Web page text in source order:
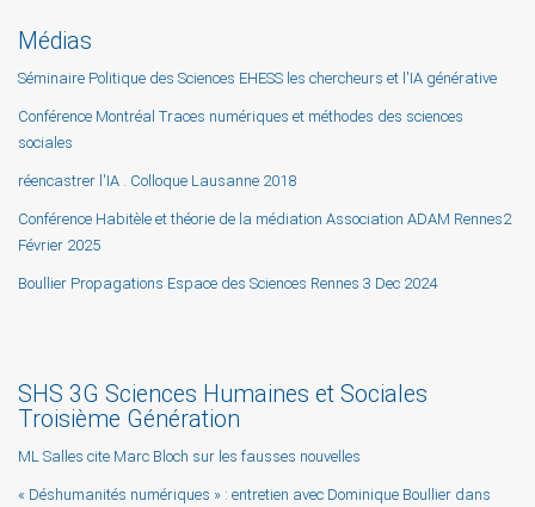
Médias
Séminaire Politique des Sciences EHESS les chercheurs et l'IA générative
Conférence Montréal Traces numériques et méthodes des sciences
sociales
réencastrer l'IA . Colloque Lausanne 2018
Conférence Habitèle et théorie de la médiation Association ADAM Rennes2
Février 2025
Boullier Propagations Espace des Sciences Rennes 3 Dec 2024
SHS 3G Sciences Humaines et Sociales
Troisième Génération
ML Salles cite Marc Bloch sur les fausses nouvelles
« Déshumanités numériques » : entretien avec Dominique Boullier dans